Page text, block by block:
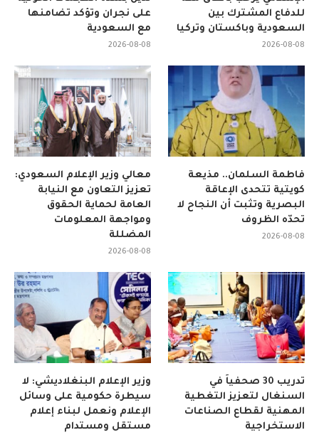
على نجران وتؤكد تضامنها
مع السعودية
2026-08-08
للدفاع المشترك بين
السعودية وباكستان وتركيا
2026-08-08
معالي وزير الإعلام السعودي:
تعزيز التعاون مع النيابة
العامة لحماية الحقوق
ومواجهة المعلومات
المضللة
2026-08-08
فاطمة السلمان.. مذيعة
كويتية تتحدى الإعاقة
البصرية وتثبت أن النجاح لا
تحدّه الظروف
2026-08-08
وزير الإعلام البنغلاديشي: لا
سيطرة حكومية على وسائل
الإعلام ونعمل لبناء إعلام
مستقل ومستدام
تدريب 30 صحفياً في
السنغال لتعزيز التغطية
المهنية لقطاع الصناعات
الاستخراجية